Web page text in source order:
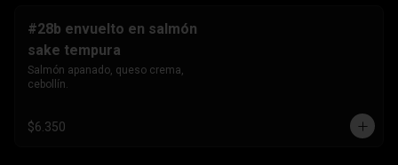
#28b envuelto en salmón
sake tempura
Salmón apanado, queso crema,
cebollín.
$6.350